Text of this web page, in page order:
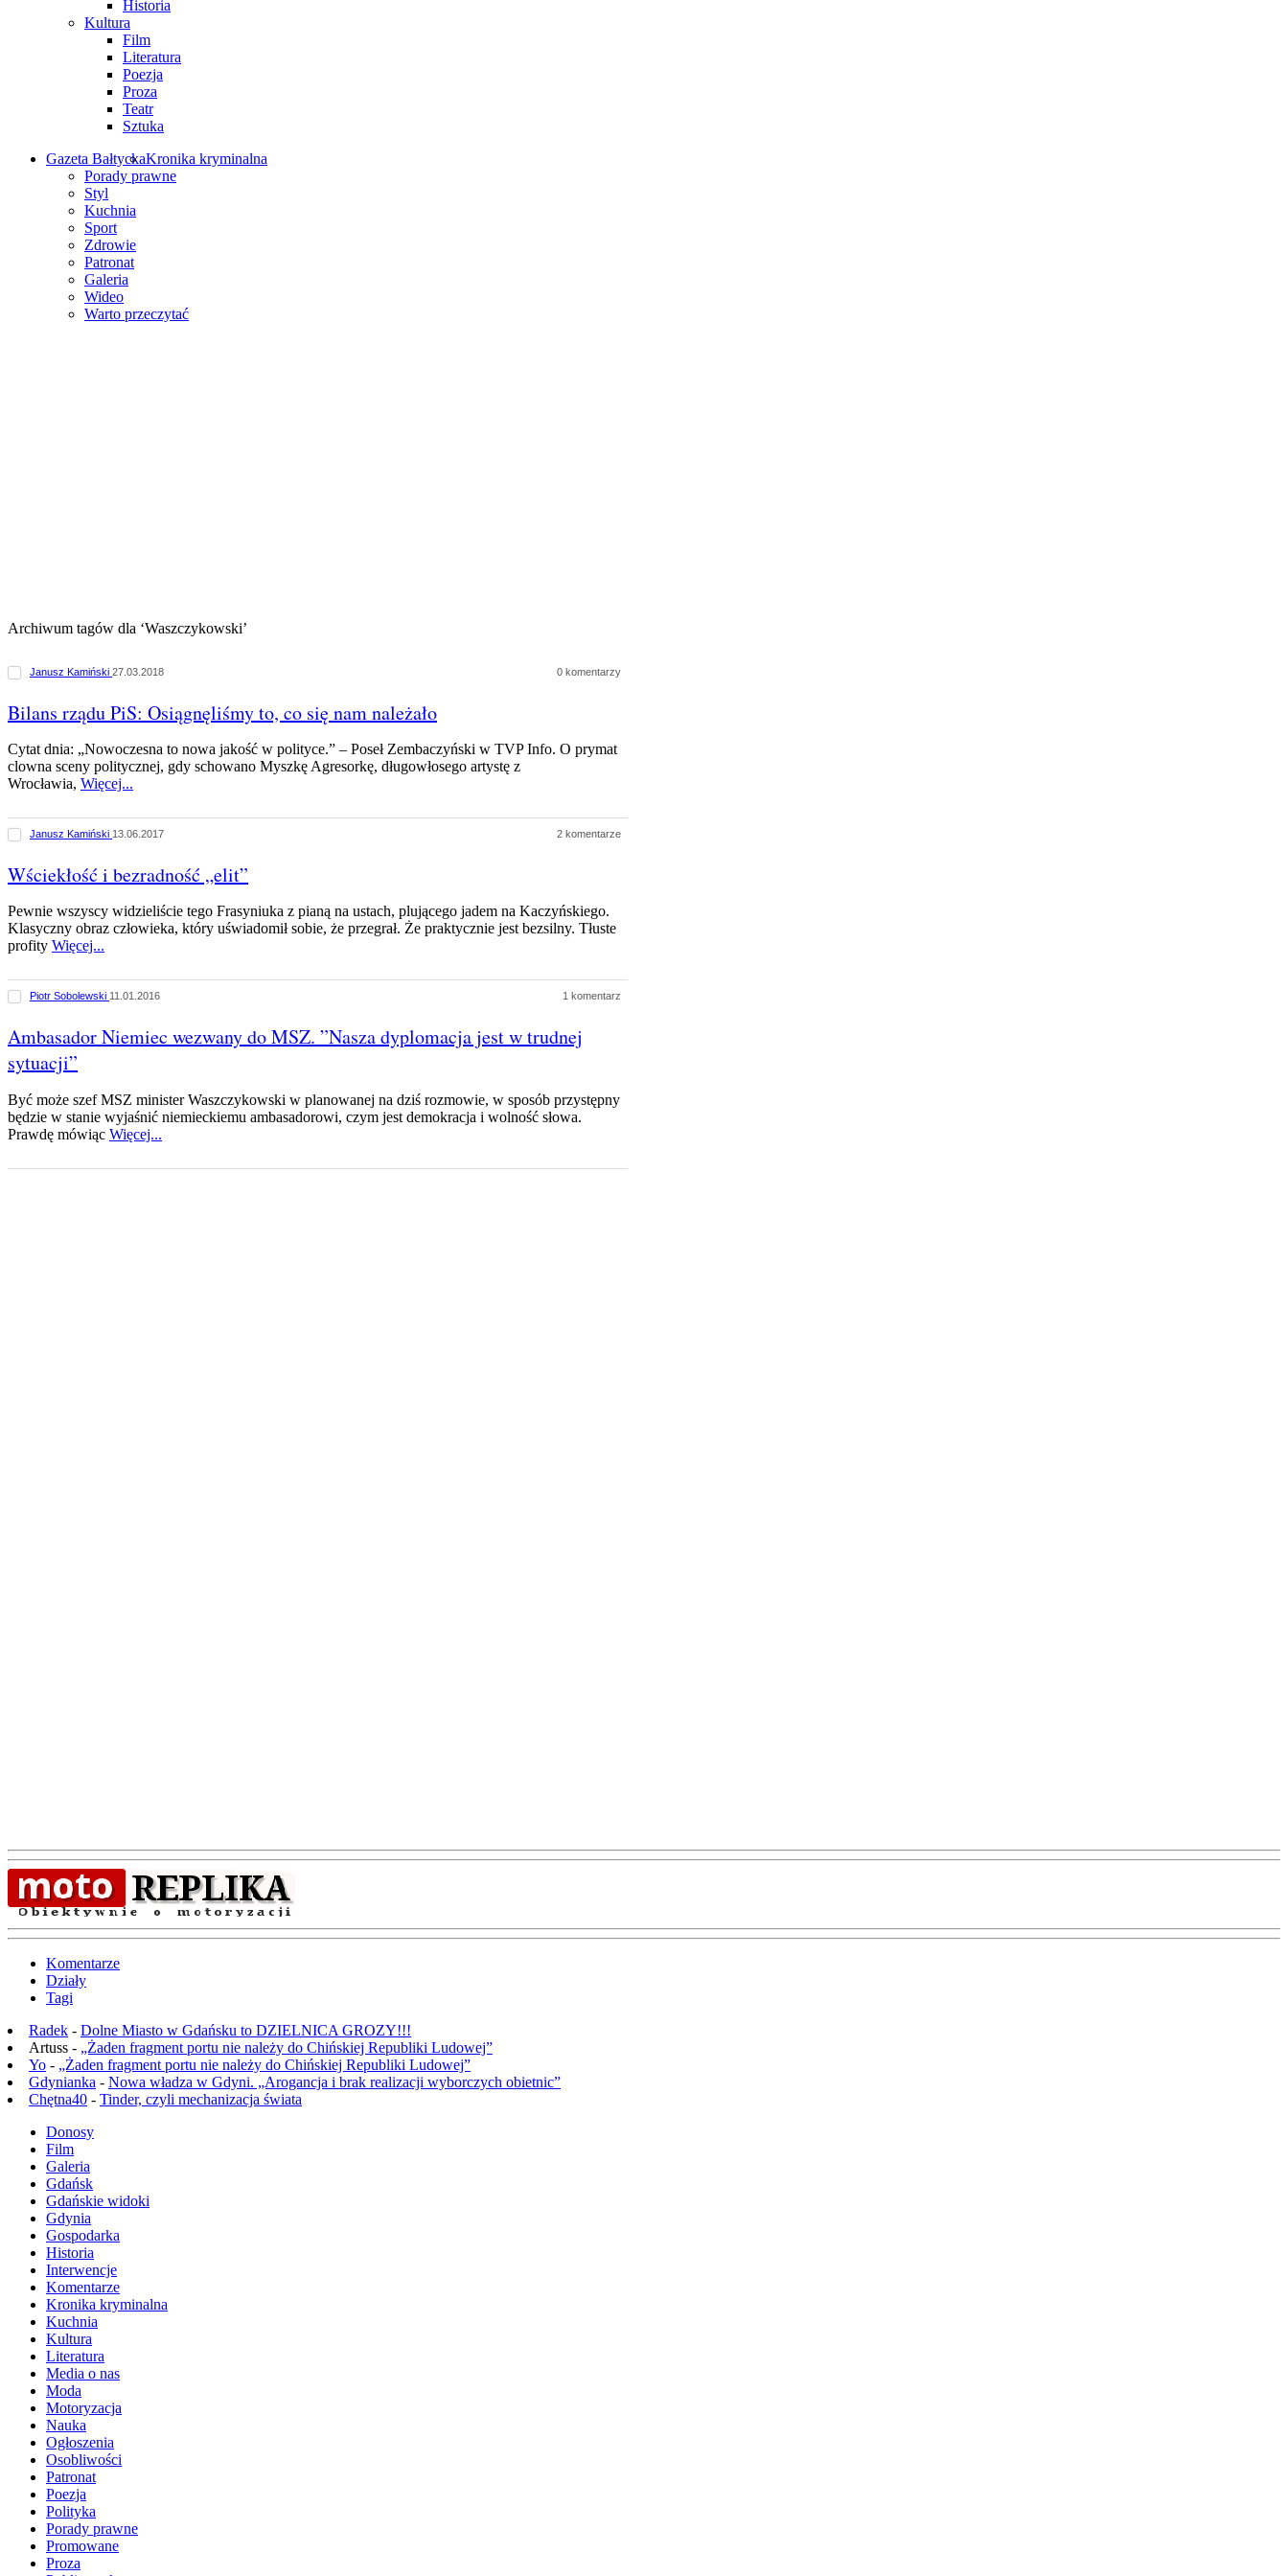
Historia
Kultura
Film
Literatura
Poezja
Proza
Teatr
Sztuka
Gazeta BałtyckaKronika kryminalna
Porady prawne
Styl
Kuchnia
Sport
Zdrowie
Patronat
Galeria
Wideo
Warto przeczytać
Archiwum tagów dla ‘Waszczykowski’
Janusz Kamiński 27.03.2018 0 komentarzy
Bilans rządu PiS: Osiągnęliśmy to, co się nam należało
Cytat dnia: „Nowoczesna to nowa jakość w polityce.” – Poseł Zembaczyński w TVP Info. O prymat
clowna sceny politycznej, gdy schowano Myszkę Agresorkę, długowłosego artystę z
Wrocławia, Więcej...
Janusz Kamiński 13.06.2017 2 komentarze
Wściekłość i bezradność „elit”
Pewnie wszyscy widzieliście tego Frasyniuka z pianą na ustach, plującego jadem na Kaczyńskiego.
Klasyczny obraz człowieka, który uświadomił sobie, że przegrał. Że praktycznie jest bezsilny. Tłuste
profity Więcej...
Piotr Sobolewski 11.01.2016 1 komentarz
Ambasador Niemiec wezwany do MSZ. ”Nasza dyplomacja jest w trudnej
sytuacji”
Być może szef MSZ minister Waszczykowski w planowanej na dziś rozmowie, w sposób przystępny
będzie w stanie wyjaśnić niemieckiemu ambasadorowi, czym jest demokracja i wolność słowa.
Prawdę mówiąc Więcej...
Komentarze
Działy
Tagi
Radek - Dolne Miasto w Gdańsku to DZIELNICA GROZY!!!
Artuss - „Żaden fragment portu nie należy do Chińskiej Republiki Ludowej”
Yo - „Żaden fragment portu nie należy do Chińskiej Republiki Ludowej”
Gdynianka - Nowa władza w Gdyni. „Arogancja i brak realizacji wyborczych obietnic”
Chętna40 - Tinder, czyli mechanizacja świata
Donosy
Film
Galeria
Gdańsk
Gdańskie widoki
Gdynia
Gospodarka
Historia
Interwencje
Komentarze
Kronika kryminalna
Kuchnia
Kultura
Literatura
Media o nas
Moda
Motoryzacja
Nauka
Ogłoszenia
Osobliwości
Patronat
Poezja
Polityka
Porady prawne
Promowane
Proza